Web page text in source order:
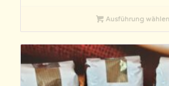
Ausführung wählen